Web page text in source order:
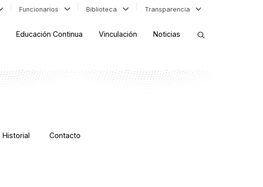
Funcionarios Biblioteca Transparencia
Educación Continua Vinculación Noticias
Historial Contacto